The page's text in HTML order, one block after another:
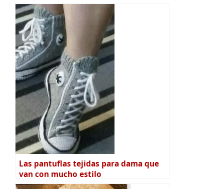
Las pantuflas tejidas para dama que
van con mucho estilo